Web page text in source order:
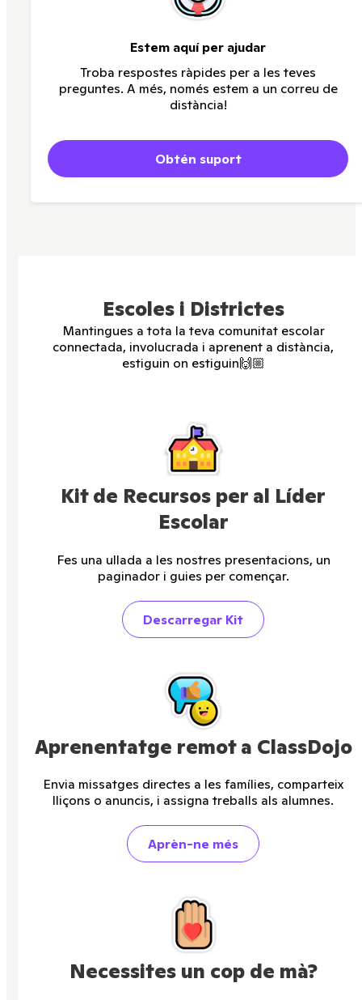
Estem aquí per ajudar
Troba respostes ràpides per a les teves
preguntes. A més, només estem a un correu de
distància!
Obtén suport
Escoles i Districtes
Mantingues a tota la teva comunitat escolar
connectada, involucrada i aprenent a distància,
estiguin on estiguin🙌🏼
Kit de Recursos per al Líder
Escolar
Fes una ullada a les nostres presentacions, un
paginador i guies per començar.
Descarregar Kit
Aprenentatge remot a ClassDojo
Envia missatges directes a les famílies, comparteix
lliçons o anuncis, i assigna treballs als alumnes.
Aprèn-ne més
Necessites un cop de mà?